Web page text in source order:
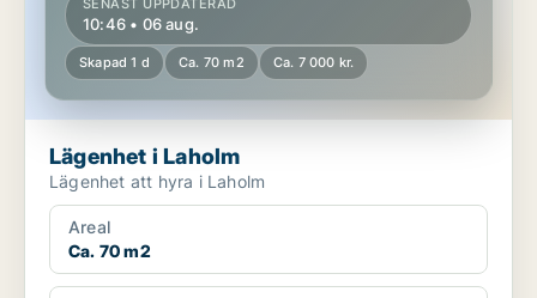
SENAST UPPDATERAD
10:46 • 06 aug.
Skapad 1 d Ca. 70 m2 Ca. 7 000 kr.
Lägenhet i Laholm
Lägenhet att hyra i Laholm
Areal
Ca. 70 m2